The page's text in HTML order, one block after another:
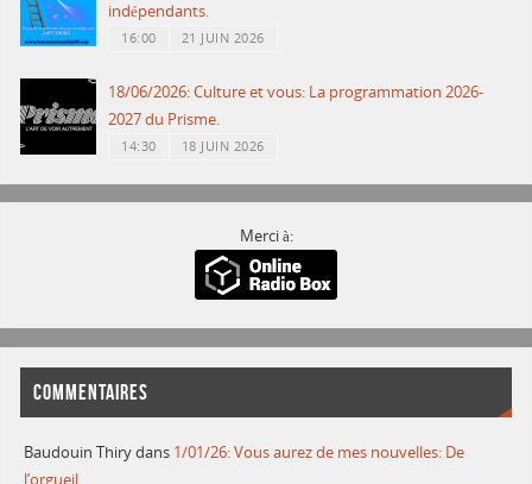
indépendants.
16:00 21 JUIN 2026
18/06/2026: Culture et vous: La programmation 2026-
2027 du Prisme.
14:30 18 JUIN 2026
Merci à:
COMMENTAIRES
Baudouin Thirydans 1/01/26: Vous aurez de mes nouvelles: De
l’orgueil